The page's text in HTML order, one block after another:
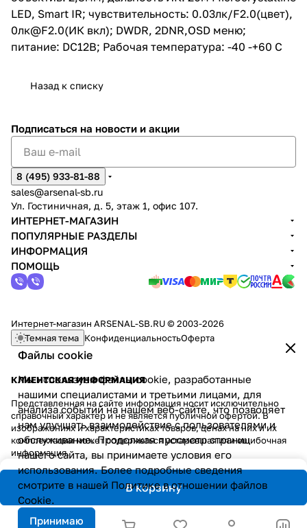
LED, Smart IR; чувствительность: 0.03лк/F2.0(цвет),
0лк@F2.0(ИК вкл); DWDR, 2DNR,OSD меню;
питание: DC12В; Рабочая температура: -40 -+60 С
Назад к списку
В корзину
Файлы cookie
Мы используем файлы cookie, разработанные
нашими специалистами и третьими лицами, для
анализа событий на нашем веб-сайте, что позволяет
нам улучшать взаимодействие с пользователями и
обслуживание. Продолжая просмотр страниц
нашего сайта, вы принимаете условия его
использования. Более подробные сведения
смотрите в нашей Политике в отношении файлов
Cookie.
Принимаю
Подписаться на новости и акции
8 (495) 933-81-88
sales@arsenal-sb.ru
Ул. Гостиничная, д. 5, этаж 1, офис 107.
ИНТЕРНЕТ-МАГАЗИН
ПОПУЛЯРНЫЕ РАЗДЕЛЫ
ИНФОРМАЦИЯ
ПОМОЩЬ
Интернет-магазин ARSENAL-SB.RU © 2003-2026
Темная тема КонфиденциальностьОферта
КЛИЕНТСКАЯ ИНФОРМАЦИЯ
Представленная на сайте информация носит исключительно
справочный характер и не является публичной офертой. В
изображениях и характеристиках товаров, ценах на них и их
комплектации может содержаться устаревшая или ошибочная
информация.